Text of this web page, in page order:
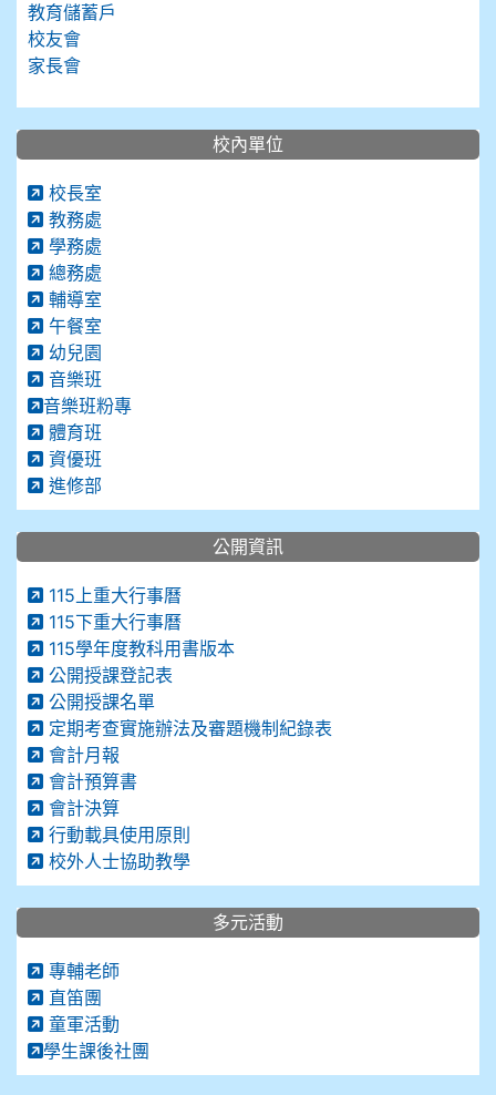
教育儲蓄戶
校友會
家長會
校內單位
校長室
教務處
學務處
總務處
輔導室
午餐室
幼兒園
音樂班
音樂班粉專
體育班
資優班
進修部
公開資訊
115上重大行事曆
115下重大行事曆
115學年度教科用書版本
公開授課登記表
公開授課名單
定期考查實施辦法及審題機制紀錄表
會計月報
會計預算書
會計決算
行動載具使用原則
校外人士協助教學
多元活動
專輔老師
直笛團
童軍活動
學生課後社團